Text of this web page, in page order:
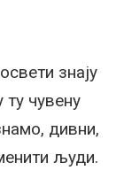
знају
ту чувену
дивни,
људи.